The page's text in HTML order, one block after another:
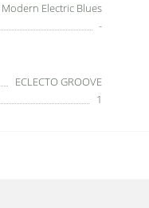
Modern Electric Blues
-
ECLECTO GROOVE
1